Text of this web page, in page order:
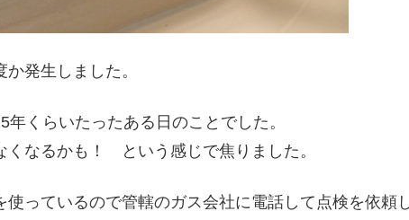
発生しました。
くらいたったある日のことでした。
なるかも！ という感じで焦りました。
っているので管轄のガス会社に電話して点検を依頼